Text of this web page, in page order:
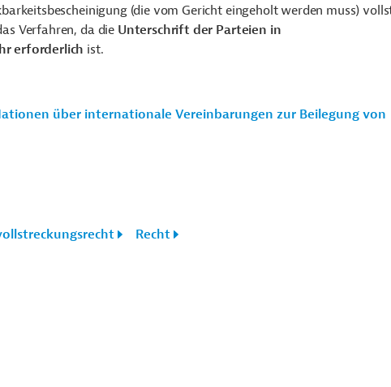
(die vom Gericht eingeholt werden muss)
Verfahren, da die Unterschrift der Parteien in
erforderlich ist.
über internationale Vereinbarungen zur Beilegung von
Recht